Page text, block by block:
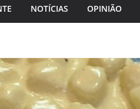
NOTÍCIAS OPINIÃO